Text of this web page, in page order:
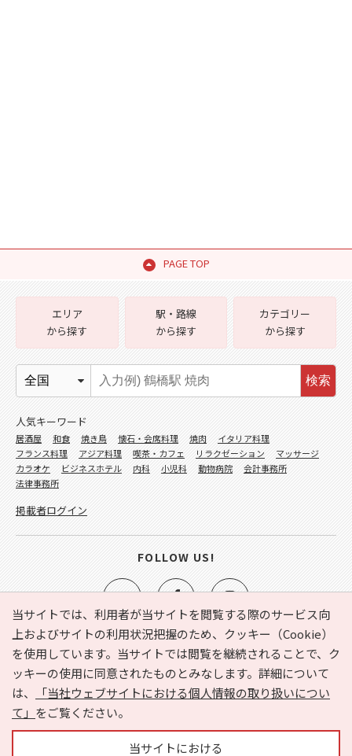
PAGE TOP
当サイトでは、利用者が当サイトを閲覧する際のサービス向
上およびサイトの利用状況把握のため、クッキー（Cookie）
を使用しています。当サイトでは閲覧を継続されることで、ク
ッキーの使用に同意されたものとみなします。詳細について
は、
「当社ウェブサイトにおける個人情報の取り扱いについ
て」 をご覧ください。
当サイトにおける
e-NAVITA（イーナビタ）とは？ お気に入り
ヘルプ
利用規約
個人情報の取り扱いについて
運営会社
サイトマップ
広告掲載に関するお問い合わせ
エリア
から探す
駅・路線
から探す
カテゴリー
から探す
検索
人気キーワード
居酒屋 和食 焼き鳥 懐石・会席料理 焼肉
イタリア料理
フランス料理
アジア料理 喫茶・カフェ リラクゼーション
マッサージ
カラオケ
ビジネスホテル 内科 小児科 動物病院
会計事務所
法律事務所
掲載者ログイン
FOLLOW US!